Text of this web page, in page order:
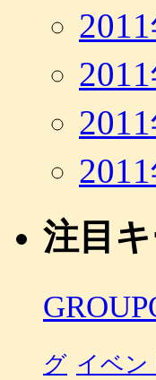
注目
グ イベン